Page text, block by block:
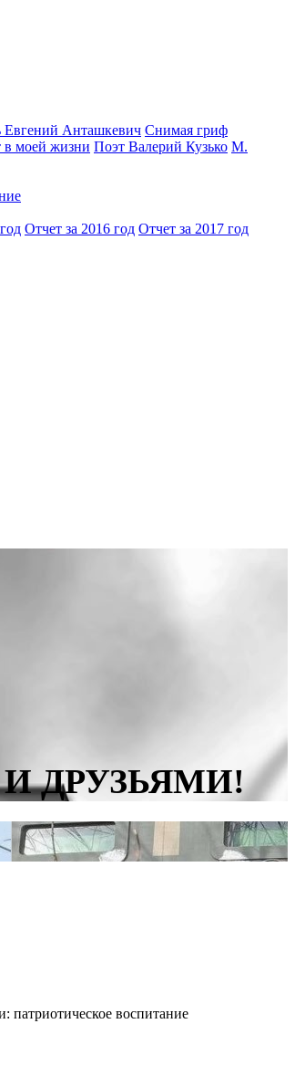
Евгений Анташкевич Снимая гриф
в моей жизни Поэт Валерий Кузько М.
Отчет за 2016 год Отчет за 2017 год
ДРУЗЬЯМИ!
воспитание